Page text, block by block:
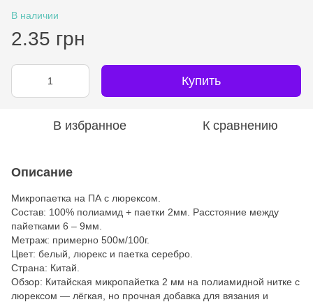
В наличии
2.35 грн
Купить
В избранное К сравнению
Описание
Микропаетка на ПА с люрексом.
Состав: 100% полиамид + паетки 2мм. Расстояние между
пайетками 6 – 9мм.
Метраж: примерно 500м/100г.
Цвет: белый, люрекс и паетка серебро.
Страна: Китай.
Обзор: Китайская микропайетка 2 мм на полиамидной нитке с
люрексом — лёгкая, но прочная добавка для вязания и